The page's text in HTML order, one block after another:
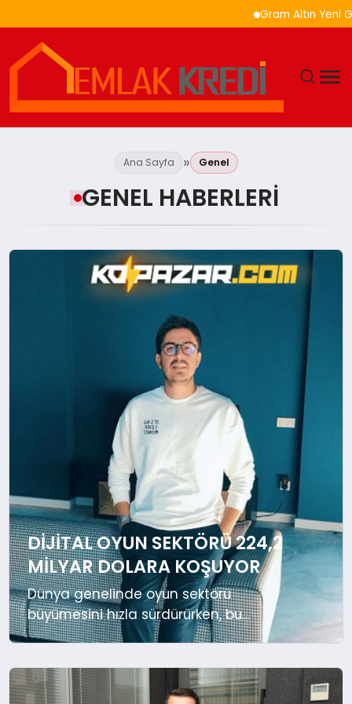
Gram Altın Yeni
EKONOMI
YAŞAM
Ana Sayfa Genel
GENEL HABERLERI
DIJITAL OYUN SEKTÖRÜ 224,2
MILYAR DOLARA KOŞUYOR
Dünya genelinde oyun sektörü
büyümesini hızla sürdürürken, bu
büyümede özellikle oyun içi satın
satışlarının payı artıyor. Statista’nın
raporuna göre, 2024 yılında dijital oyun